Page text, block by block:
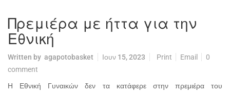
Πρεμιέρα με ήττα για την
Εθνική
Written by agapotobasket Ιουν 15, 2023 Print Email
0
comment
Η Εθνική Γυναικών δεν τα κατάφερε στην πρεμιέρα του